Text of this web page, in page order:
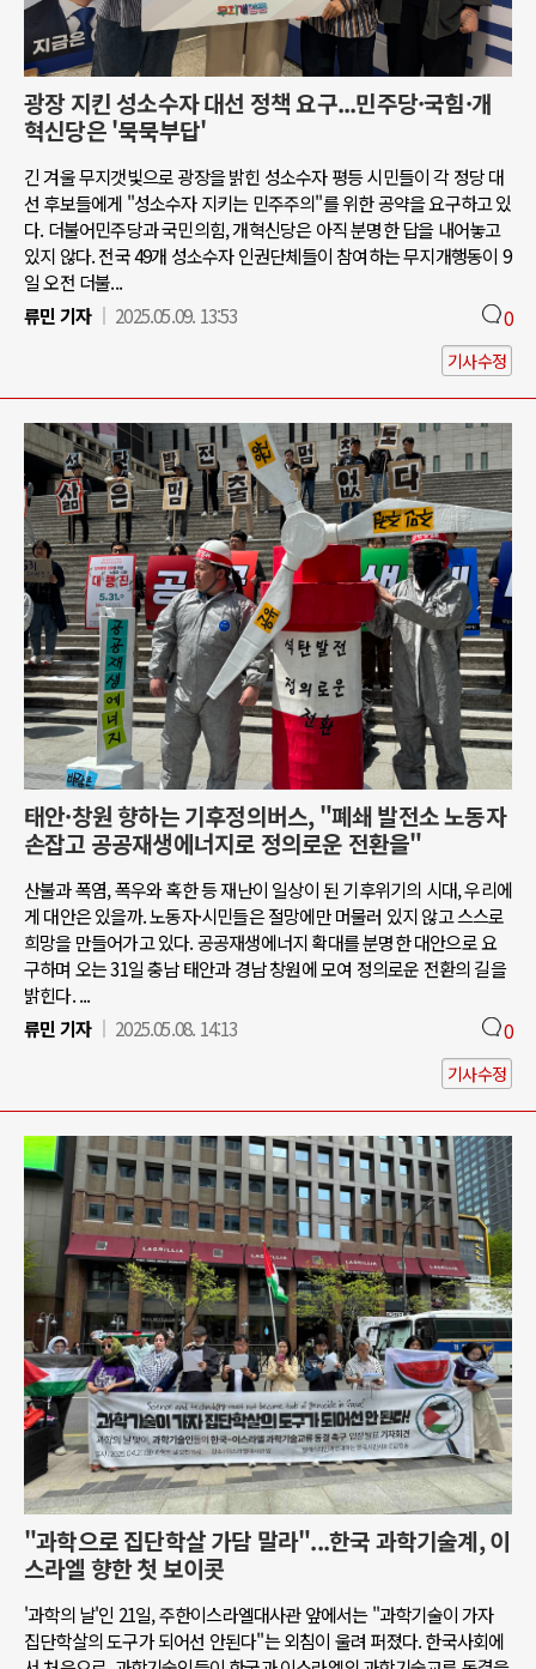
광장 지킨 성소수자 대선 정책 요구...민주당·국힘·개
혁신당은 '묵묵부답'
긴 겨울 무지갯빛으로 광장을 밝힌 성소수자 평등 시민들이 각 정당 대
선 후보들에게 "성소수자 지키는 민주주의"를 위한 공약을 요구하고 있
다. 더불어민주당과 국민의힘, 개혁신당은 아직 분명한 답을 내어놓고
있지 않다. 전국 49개 성소수자 인권단체들이 참여하는 무지개행동이 9
일 오전 더불...
류민 기자
2025.05.09. 13:53 0
기사수정
태안·창원 향하는 기후정의버스, "폐쇄 발전소 노동자
손잡고 공공재생에너지로 정의로운 전환을"
산불과 폭염, 폭우와 혹한 등 재난이 일상이 된 기후위기의 시대, 우리에
게 대안은 있을까. 노동자·시민들은 절망에만 머물러 있지 않고 스스로
희망을 만들어가고 있다. 공공재생에너지 확대를 분명한 대안으로 요
구하며 오는 31일 충남 태안과 경남 창원에 모여 정의로운 전환의 길을
밝힌다. ...
류민 기자
2025.05.08. 14:13 0
기사수정
"과학으로 집단학살 가담 말라"...한국 과학기술계, 이
스라엘 향한 첫 보이콧
'과학의 날'인 21일, 주한이스라엘대사관 앞에서는 "과학기술이 가자
집단학살의 도구가 되어선 안된다"는 외침이 울려 퍼졌다. 한국사회에